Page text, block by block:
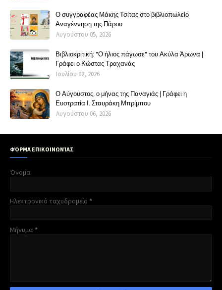
Ο συγγραφέας Μάκης Τσίτας στο βιβλιοπωλείο
Αναγέννηση της Πάρου
Αυγούστου 05, 2026
Βιβλιοκριτική: "Ο ήλιος πάγωσε" του Ακύλα Άρωνα |
Γράφει ο Κώστας Τραχανάς
Ιουλίου 02, 2026
Ο Αύγουστος, ο μήνας της Παναγιάς | Γράφει η
Ευστρατία Ι. Σταυράκη Μπρίμπου
Αυγούστου 06, 2026
ΦΌΡΜΑ ΕΠΙΚΟΙΝΩΝΊΑΣ
Όνομα
Ηλεκτρονικό ταχυδρομείο *
Μήνυμα *